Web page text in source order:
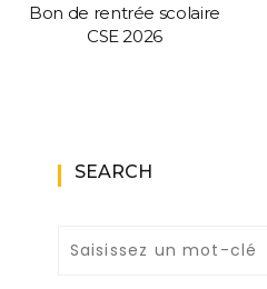
Bon de rentrée scolaire
CSE 2026
SEARCH